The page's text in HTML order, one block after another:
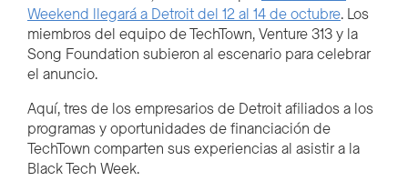
Weekend llegará a Detroit del 12 al 14 de octubre. Los
miembros del equipo de TechTown, Venture 313 y la
Song Foundation subieron al escenario para celebrar
el anuncio.
Aquí, tres de los empresarios de Detroit afiliados a los
programas y oportunidades de financiación de
TechTown comparten sus experiencias al asistir a la
Black Tech Week.